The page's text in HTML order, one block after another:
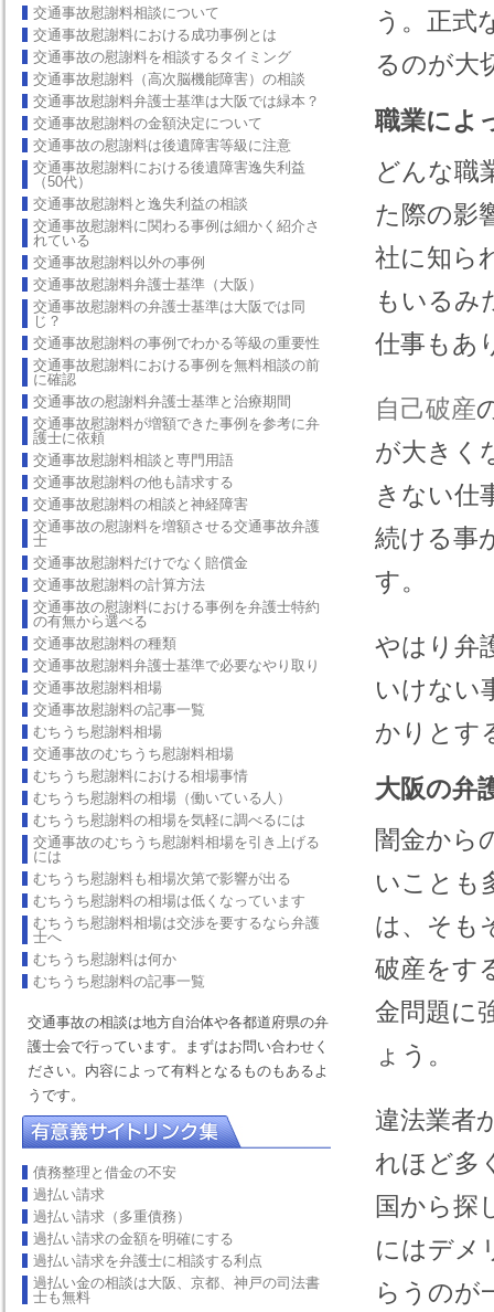
交通事故慰謝料相談について
交通事故慰謝料における成功事例とは
交通事故の慰謝料を相談するタイミング
交通事故慰謝料（高次脳機能障害）の相談
交通事故慰謝料弁護士基準は大阪では緑本？
交通事故慰謝料の金額決定について
交通事故の慰謝料は後遺障害等級に注意
交通事故慰謝料における後遺障害逸失利益
（50代）
交通事故慰謝料と逸失利益の相談
交通事故慰謝料に関わる事例は細かく紹介さ
れている
交通事故慰謝料以外の事例
交通事故慰謝料弁護士基準（大阪）
交通事故慰謝料の弁護士基準は大阪では同
じ？
交通事故慰謝料の事例でわかる等級の重要性
交通事故慰謝料における事例を無料相談の前
に確認
交通事故の慰謝料弁護士基準と治療期間
交通事故慰謝料が増額できた事例を参考に弁
護士に依頼
交通事故慰謝料相談と専門用語
交通事故慰謝料の他も請求する
交通事故慰謝料の相談と神経障害
交通事故の慰謝料を増額させる交通事故弁護
士
交通事故慰謝料だけでなく賠償金
交通事故慰謝料の計算方法
交通事故の慰謝料における事例を弁護士特約
の有無から選べる
交通事故慰謝料の種類
交通事故慰謝料弁護士基準で必要なやり取り
交通事故慰謝料相場
交通事故慰謝料の記事一覧
むちうち慰謝料相場
交通事故のむちうち慰謝料相場
むちうち慰謝料における相場事情
むちうち慰謝料の相場（働いている人）
むちうち慰謝料の相場を気軽に調べるには
交通事故のむちうち慰謝料相場を引き上げる
には
むちうち慰謝料も相場次第で影響が出る
むちうち慰謝料の相場は低くなっています
むちうち慰謝料相場は交渉を要するなら弁護
士へ
むちうち慰謝料は何か
むちうち慰謝料の記事一覧
交通事故の相談は地方自治体や各都道府県の弁
護士会で行っています。まずはお問い合わせく
ださい。内容によって有料となるものもあるよ
うです。
債務整理と借金の不安
過払い請求
過払い請求（多重債務）
過払い請求の金額を明確にする
過払い請求を弁護士に相談する利点
過払い金の相談は大阪、京都、神戸の司法書
士も無料
う。正式
るのが大
職業によ
どんな職
た際の影
社に知ら
もいるみ
仕事もあ
自己破産
が大きく
きない仕
続ける事
す。
やはり弁
いけない
かりとす
大阪の弁
闇金から
いことも
は、そも
破産をす
金問題に
ょう。
違法業者
れほど多
国から探
にはデメ
らうのが